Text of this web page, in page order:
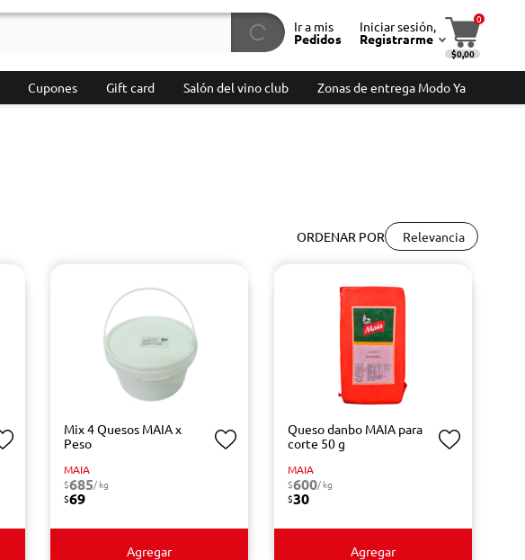
Ir a mis
Pedidos
Iniciar sesión,
Registrarme
0
$0,00
Cupones Gift card Salón del vino club Zonas de entrega Modo Ya
ORDENAR POR Relevancia
Mix 4 Quesos MAIA x
Peso
MAIA
$685/ kg
$69
Agregar
Queso danbo MAIA para
corte 50 g
MAIA
$600/ kg
$30
Agregar